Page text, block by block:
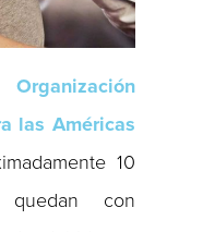
Organización
las Américas
10
con